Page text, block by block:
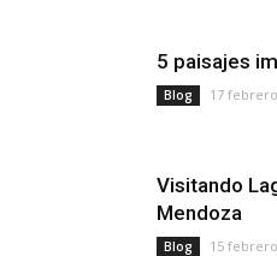
5 paisajes
Blog 17
Visitando
Mendoza
Blog 15